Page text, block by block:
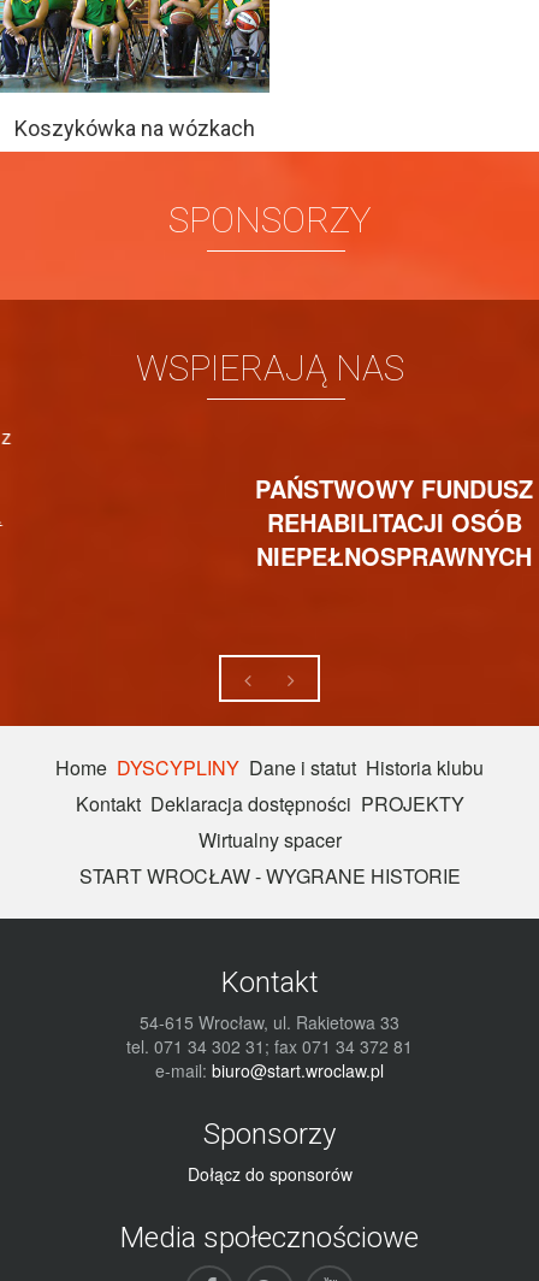
Koszykówka na wózkach
SPONSORZY
WSPIERAJĄ NAS
PAŃSTWOWY FUNDUSZ
REHABILITACJI OSÓB
NIEPEŁNOSPRAWNYCH
Home DYSCYPLINY Dane i statut Historia klubu
Kontakt Deklaracja dostępności PROJEKTY
Wirtualny spacer
START WROCŁAW - WYGRANE HISTORIE
Kontakt
54-615 Wrocław, ul. Rakietowa 33
tel. 071 34 302 31; fax 071 34 372 81
e-mail: biuro@start.wroclaw.pl
Sponsorzy
Dołącz do sponsorów
Media społecznościowe